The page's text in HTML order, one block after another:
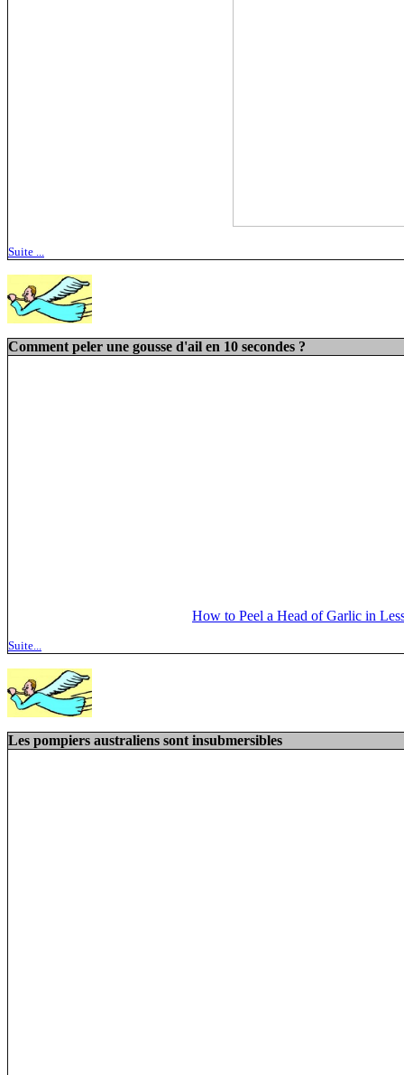
Suite ...
Comment peler une gousse d'ail en 10 secondes ?
How to Peel a Head of Garlic in
Suite...
Les pompiers australiens sont insubmersibles